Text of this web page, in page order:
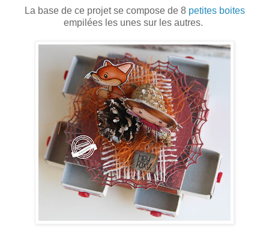
La base de ce projet se compose de 8 petites boites
empilées les unes sur les autres.